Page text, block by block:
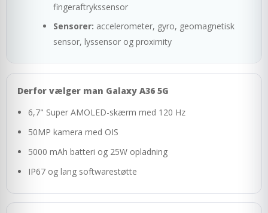
fingeraftrykssensor
Sensorer: accelerometer, gyro, geomagnetisk
sensor, lyssensor og proximity
Derfor vælger man Galaxy A36 5G
6,7" Super AMOLED-skærm med 120 Hz
50MP kamera med OIS
5000 mAh batteri og 25W opladning
IP67 og lang softwarestøtte